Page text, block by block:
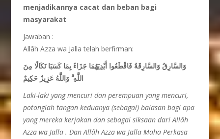
menjadikannya cacat dan beban bagi
masyarakat
Jawaban :
Allâh Azza wa Jalla telah berfirman:
وَالسَّارِقُ وَالسَّارِقَةُ فَاقْطَعُوا أَيْدِيَهُمَا جَزَاءً بِمَا كَسَبَا نَكَالًا مِنَ
اللَّهِ ۗ وَاللَّهُ عَزِيزٌ حَكِيمٌ
Laki-laki yang mencuri dan perempuan yang mencuri,
potonglah tangan keduanya (sebagai) balasan bagi apa
yang mereka kerjakan dan sebagai siksaan dari Allâh
Azza wa Jalla . Dan Allâh Azza wa Jalla Maha Perkasa